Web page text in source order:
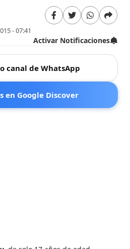
- 07:41
Activar Notificaciones
canal de WhatsApp
en Google Discover